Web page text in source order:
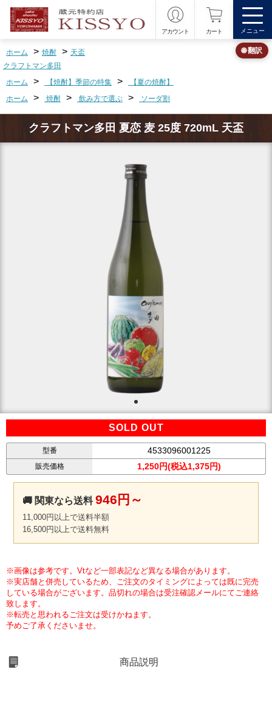
アカウント カート メニュー
ホーム > 焼酎 > 天盃
クラフトマン多田
ホーム
> 【焼酎】季節の特集 >
【夏の焼酎】
ホーム
> 焼酎 > 飲み方で選ぶ > ソーダ割
クラフトマン多田 夏恋 麦 25度 720mL 天盃
SOLD OUT
型番 4533096001225
販売価格 1,250円(税込1,375円)
🚚 関東なら送料946円～
11,000円以上で送料半額
16,500円以上で送料無料
※画像は参考です。Vtなど一部表記など異なる場合があります。
※実店舗と併売しているため、ご注文のタイミングによっては既に完売
している場合がございます。品切れの場合は受注確認メールにてご連絡
致します。
※転売と思われるご注文は受けかねます。
予めご了承くださいませ。
商品説明
🌐 翻訳